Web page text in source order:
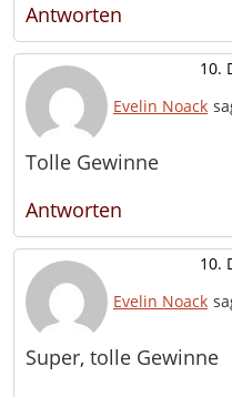
Antworten
Evelin Noack
10.
Tolle Gewinne
Antworten
Evelin Noack
10.
Super, tolle Gewinne